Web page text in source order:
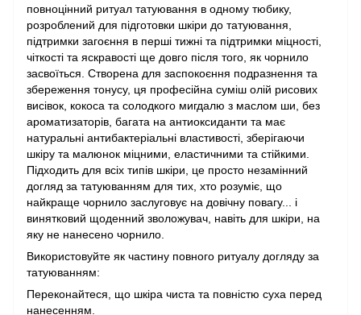
повноцінний ритуал татуювання в одному тюбику,
розроблений для підготовки шкіри до татуювання,
підтримки загоєння в перші тижні та підтримки міцності,
чіткості та яскравості ще довго після того, як чорнило
засвоїться. Створена для заспокоєння подразнення та
збереження тонусу, ця професійна суміш олій рисових
висівок, кокоса та солодкого мигдалю з маслом ши, без
ароматизаторів, багата на антиоксиданти та має
натуральні антибактеріальні властивості, зберігаючи
шкіру та малюнок міцними, еластичними та стійкими.
Підходить для всіх типів шкіри, це просто незамінний
догляд за татуюванням для тих, хто розуміє, що
найкраще чорнило заслуговує на довічну повагу... і
винятковий щоденний зволожувач, навіть для шкіри, на
яку не нанесено чорнило.
Використовуйте як частину повного ритуалу догляду за
татуюванням:
Переконайтеся, що шкіра чиста та повністю суха перед
нанесенням.